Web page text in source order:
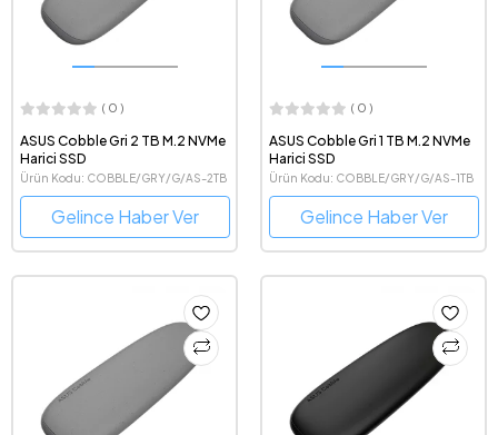
( 0 )
ASUS Cobble Gri 2 TB M.2 NVMe
Harici SSD
Ürün Kodu: COBBLE/GRY/G/AS-2TB
Gelince Haber Ver
( 0 )
ASUS Cobble Gri 1 TB M.2 NVMe
Harici SSD
Ürün Kodu: COBBLE/GRY/G/AS-1TB
Gelince Haber Ver